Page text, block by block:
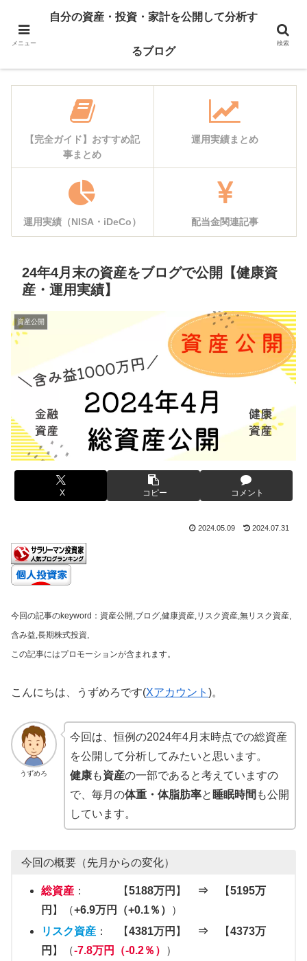
自己紹介 資産公開
【完全ガイド】おすすめ記
事まとめ
運用実績まとめ
運用実績（NISA・iDeCo） 配当金関連記事
24年4月末の資産をブログで公開【健康資
産・運用実績】
資産公開
X コピー コメント
2024.05.09 2024.07.31
今回の記事のkeyword：資産公開,ブログ,健康資産,リスク資産,無リスク資産,
含み益, 長期株式投資,
この記事にはプロモーションが含まれます。
こんにちは、うずめろです(Xアカウント )。
うずめろ
今回は、恒例の2024年4月末時点での総資産
を公開して分析してみたいと思います。
健康も資産の一部であると考えていますの
で、毎月の体重・体脂肪率と 睡眠時間 も公開
しています。
今回の概要（先月からの変化）
総資産： 【5188万円 】 ⇒ 【5195万
円 】（+6.9万円（+0.1％）
）
リスク資産： 【4381万円 】 ⇒ 【4373万
円 】（-7.8万円（-0.2％）
）
メニュー
自分の資産・投資・家計を公開して分析す
るブログ
検索